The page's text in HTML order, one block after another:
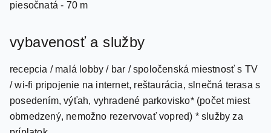
recepcia / malá lobby / bar / spoločenská miestnosť s TV
posedením, výťah, vyhradené parkovisko* (počet miest
obmedzený, nemožno rezervovať vopred) * služby za
príplatok